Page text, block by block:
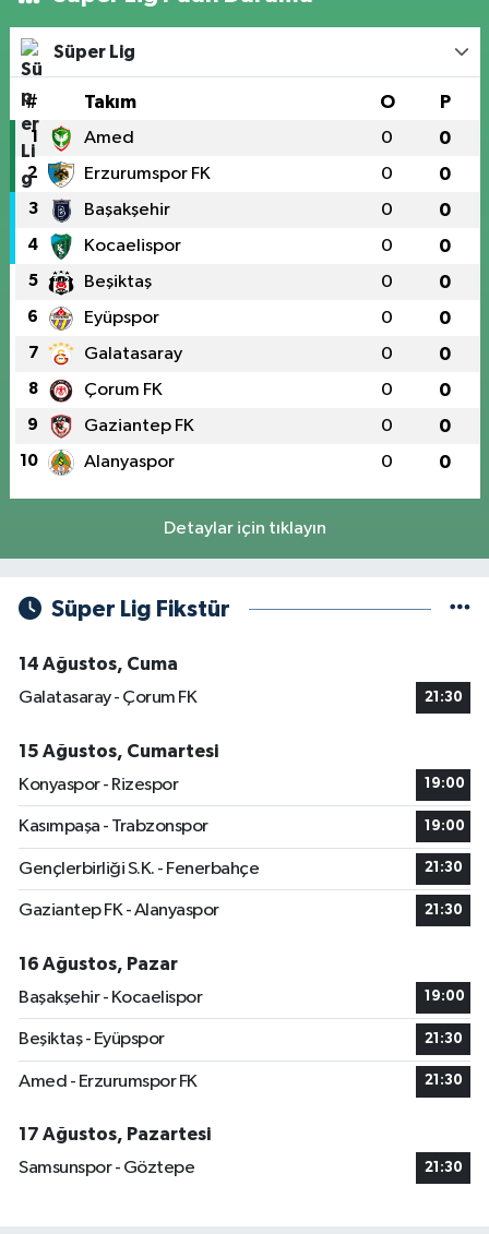
Süper Lig
# Takım O P
1 Amed 0 0
2 Erzurumspor FK 0 0
3 Başakşehir 0 0
4 Kocaelispor 0 0
5 Beşiktaş 0 0
6 Eyüpspor 0 0
7 Galatasaray 0 0
8 Çorum FK 0 0
9 Gaziantep FK 0 0
10 Alanyaspor 0 0
Detaylar için tıklayın
Süper Lig Fikstür
14 Ağustos, Cuma
Galatasaray - Çorum FK
21:30
15 Ağustos, Cumartesi
Konyaspor - Rizespor
19:00
Kasımpaşa - Trabzonspor 19:00
Gençlerbirliği S.K. - Fenerbahçe 21:30
Gaziantep FK - Alanyaspor 21:30
16 Ağustos, Pazar
Başakşehir - Kocaelispor
19:00
Beşiktaş - Eyüpspor 21:30
Amed - Erzurumspor FK 21:30
17 Ağustos, Pazartesi
Samsunspor - Göztepe
21:30